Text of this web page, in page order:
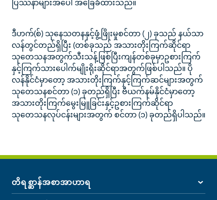
ပြဿနာများအပေါ် အခြေခံထားသည်။
ဒီဟက်(စ်) သုနေသတနနှင့်ဖွံ့ဖြိုးမှုစင်တာ (၂) ခုသည် နယ်သာ
လန်တွင်တည်ရှိပြီး (တစ်ခုသည် အသားတိုးကြက်ဆိုင်ရာ
သုတေသနအတွက်သီးသန့်ဖြစ်ပြီးကျန်တစ်ခုမှာဥစားကြက်
နှင့်ကြက်သားပေါက်မျိုးရိုးဆိုင်ရာအတွက်ဖြစ်ပါသည်။ ပို
လန်နိုင်ငံမှာတော့ အသားတိုးကြက်နှင့်ကြက်ဆင်များအတွက်
သုတေသနစင်တာ (၁) ခုတည်ရှိပြီး ဗီယက်နမ်နိုင်ငံမှာတော့
အသားတိုးကြက်မွေးမြူခြင်းနှင့်ဥစားကြက်ဆိုင်ရာ
သုတေသနလုပ်ငန်းများအတွက် စင်တာ (၁) ခုတည်ရှိပါသည်။
တိရစ္ဆာန်အစာအာဟာရ